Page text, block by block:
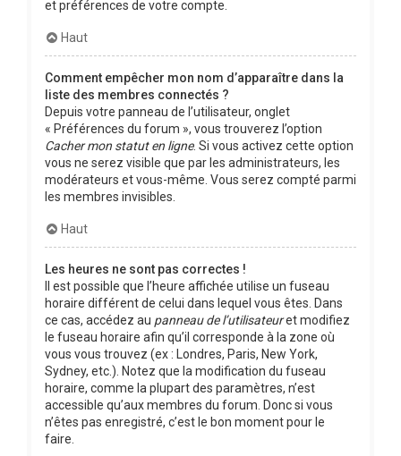
et préférences de votre compte.
Haut
Comment empêcher mon nom d’apparaître dans la
liste des membres connectés ?
Depuis votre panneau de l’utilisateur, onglet
« Préférences du forum », vous trouverez l’option
Cacher mon statut en ligne. Si vous activez cette option
vous ne serez visible que par les administrateurs, les
modérateurs et vous-même. Vous serez compté parmi
les membres invisibles.
Haut
Les heures ne sont pas correctes !
Il est possible que l’heure affichée utilise un fuseau
horaire différent de celui dans lequel vous êtes. Dans
ce cas, accédez au panneau de l’utilisateuret modifiez
le fuseau horaire afin qu’il corresponde à la zone où
vous vous trouvez (ex : Londres, Paris, New York,
Sydney, etc.). Notez que la modification du fuseau
horaire, comme la plupart des paramètres, n’est
accessible qu’aux membres du forum. Donc si vous
n’êtes pas enregistré, c’est le bon moment pour le
faire.